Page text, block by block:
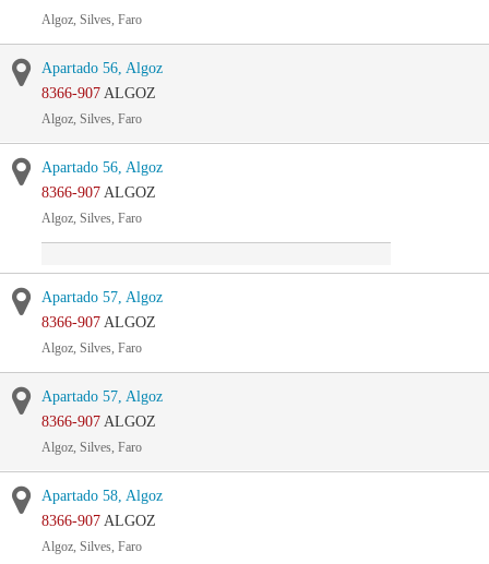
Algoz, Silves, Faro
Apartado 56, Algoz
8366-907 ALGOZ
Algoz, Silves, Faro
Apartado 56, Algoz
8366-907 ALGOZ
Algoz, Silves, Faro
Apartado 57, Algoz
8366-907 ALGOZ
Algoz, Silves, Faro
Apartado 57, Algoz
8366-907 ALGOZ
Algoz, Silves, Faro
Apartado 58, Algoz
8366-907 ALGOZ
Algoz, Silves, Faro